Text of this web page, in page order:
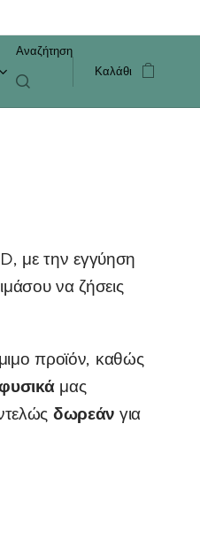
Αναζήτηση
Καλάθι
με την εγγύηση
να ζήσεις
προϊόν, καθώς
μας
δωρεάν για